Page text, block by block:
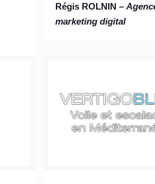
Régis ROLNIN –
marketing digital